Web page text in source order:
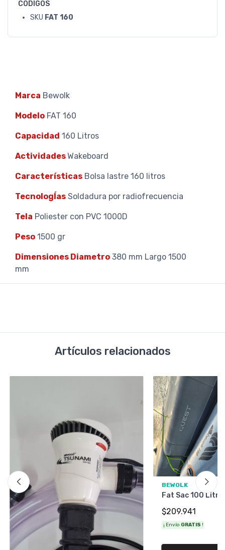
CODIGOS
SKU FAT 160
Marca Bewolk
Modelo FAT 160
Capacidad 160 Litros
ActividadesWakeboard
Características Bolsa lastre 160 litros
TecnologÍas Soldadura por radiofrecuencia
Tela Poliester con PVC 1000D
Peso 1500 gr
Dimensiones Diametro 380 mm Largo 1500
mm
Artículos relacionados
BEWOLK
Fat Sac 100
$209.941
¡ Envío GRATIS !